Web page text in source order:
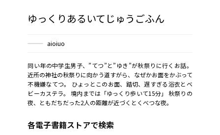
ゆっくりあるいてじゅうごふん
aioiuo
同い年の中学生男子、”てつ”と”ゆき”が秋祭りに行くお話。
近所の神社の秋祭りに向かう道すがら、なぜかお面をかぶって
不機嫌なてつ。 ひょっとこのお面、踏切、遅すぎる浴衣とベ
ビーカステラ。 境内までは「ゆっくり歩いて15分」 秋祭りの
夜、ともだちだった2人の距離が近づくとくべつな夜。
各電子書籍ストアで検索